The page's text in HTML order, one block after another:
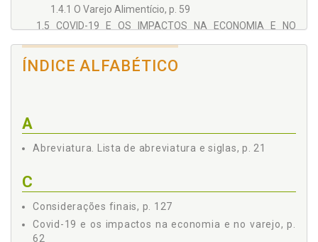
1.4.1 O Varejo Alimentício, p. 59
1.5 COVID-19 E OS IMPACTOS NA ECONOMIA E NO
2 METODOLOGIA, p. 67
2.1 PARTICIPANTES, p. 68
2.4 PROCEDIMENTOS DE ANÁLISE DOS DADOS, p. 71
3 RESULTADOS E DISCUSSÃO, p. 73
GESTORES, p. 74
3.2.1 Trabalho Prescrito e Trabalho Real, p. 74
3.3 CONDIÇÕES DE TRABALHO, PRESSÕES E
ÍNDICE ALFABÉTICO
A
Abreviatura. Lista de abreviatura e siglas, p. 21
C
Considerações finais, p. 127
Covid-19 e os impactos na economia e no varejo, p.
62